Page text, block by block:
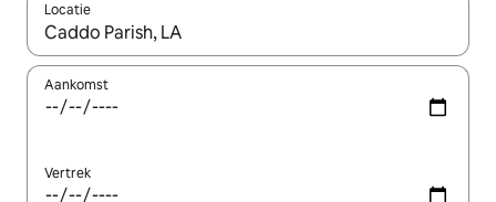
Locatie
Wanneer er resultaten beschikbaar zijn, maak je een keuze
Aankomst
Vertrek